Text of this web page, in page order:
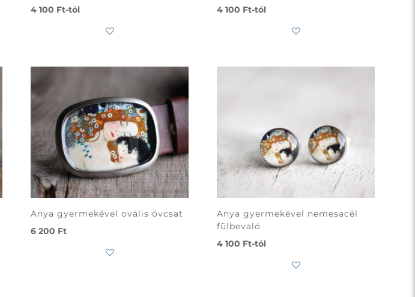
4 100 Ft-tól
4 100 Ft-tól
Anya gyermekével ovális övcsat
6 200 Ft
Anya gyermekével nemesacél
fülbevaló
4 100 Ft-tól